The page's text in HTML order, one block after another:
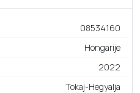
08534160
Hongarije
2022
Tokaj-Hegyalja